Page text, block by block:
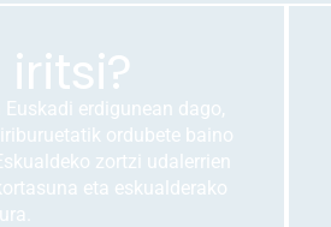
Euskadi erdigunean dago,
ordubete baino
zortzi udalerrien
eta eskualderako